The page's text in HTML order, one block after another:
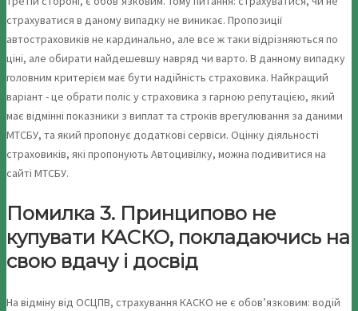
страхуватися в даному випадку не виникає. Пропозиції
автостраховиків не кардинально, але все ж таки відрізняються по
ціні, але обирати найдешевшу навряд чи варто. В данному випадку
головним критерієм має бути надійність страховика. Найкращий
варіант - це обрати поліс у страховика з гарною репутацією, який
має відмінні показники з виплат та строків врегулювання за даними
МТСБУ, та який пропонує додаткові сервіси. Оцінку діяльності
страховиків, які пропонують Автоцивілку, можна подивитися на
сайті МТСБУ.
Помилка 3. Принципово не
купувати КАСКО, покладаючись на
свою вдачу і досвід
На відміну від ОСЦПВ, страхування КАСКО не є обов’язковим: водій